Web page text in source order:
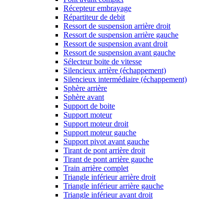
Récepteur embrayage
Répartiteur de debit
Ressort de suspension arrière droit
Ressort de suspension arrière gauche
Ressort de suspension avant droit
Ressort de suspension avant gauche
Sélecteur boite de vitesse
Silencieux arrière (échappement)
Silencieux intermédiaire (échappement)
Sphère arrière
Sphère avant
Support de boite
Support moteur
Support moteur droit
Support moteur gauche
Support pivot avant gauche
Tirant de pont arrière droit
Tirant de pont arrière gauche
Train arrière complet
Triangle inférieur arrière droit
Triangle inférieur arrière gauche
Triangle inférieur avant droit